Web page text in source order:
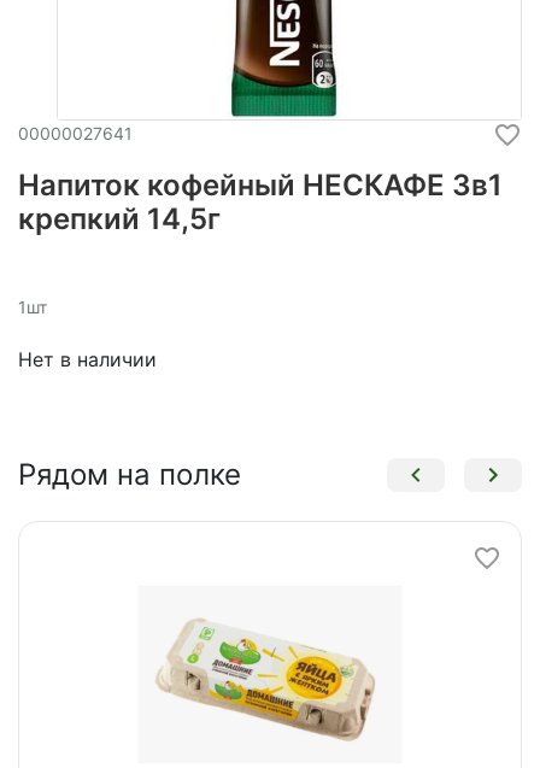
00000027641
Напиток кофейный НЕСКАФЕ 3в1
крепкий 14,5г
1шт
Нет в наличии
Рядом на полке